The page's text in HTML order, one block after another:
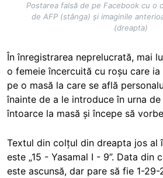
Postarea falsă de pe Facebook cu o
de AFP (stânga) și imaginile
(dreapta)
În înregistrarea neprelucrată, mai
o femeie încercuită cu roșu care
pe o masă la care se află
înainte de a le introduce în urna
întoarce la masă și începe să
Textul din colțul din dreapta jos al
este „15 - Yasamal I - 9”. Data din
este ascunsă, dar pare să fie 1-29-